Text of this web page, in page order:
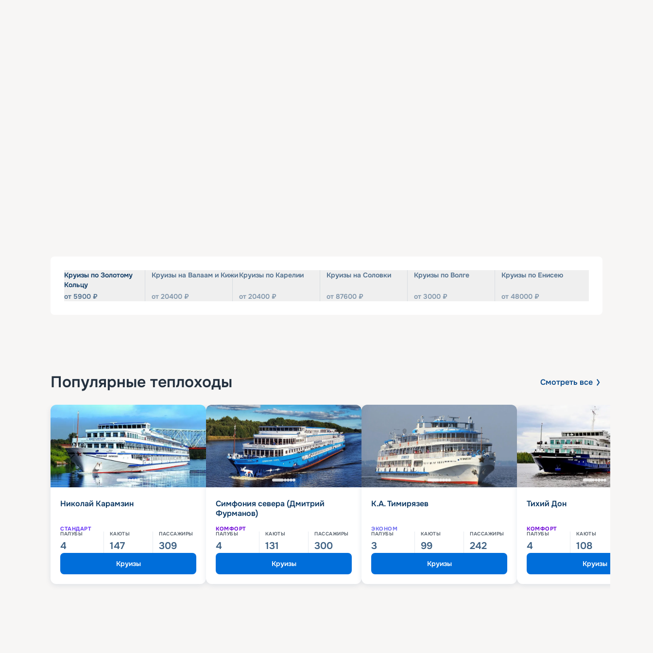
Круизы по Золотому
Кольцу
от 5900 ₽
Круизы на Валаам и Кижи
от 20400 ₽
Круизы по Карелии
от 20400 ₽
Круизы на Соловки
от 87600 ₽
Круизы по Волге
от 3000 ₽
Круизы по Енисею
от 48000 ₽
Популярные теплоходы Смотреть все
Николай Карамзин
СТАНДАРТ
ПАЛУБЫ
4
КАЮТЫ
147
ПАССАЖИРЫ
309
Круизы
Симфония севера (Дмитрий
Фурманов)
КОМФОРТ
ПАЛУБЫ
4
КАЮТЫ
131
ПАССАЖИРЫ
300
Круизы
К.А. Тимирязев
ЭКОНОМ
ПАЛУБЫ
3
КАЮТЫ
99
ПАССАЖИРЫ
242
Круизы
Тихий Дон
КОМФОРТ
ПАЛУБЫ
4
КАЮТЫ
108
Круизы